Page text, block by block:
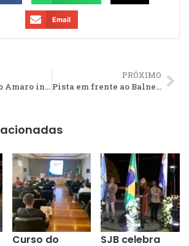
Email
Festa de Santo Amaro inicia nesta terça em Grussaí
PRÓXIMO
Pista em frente ao Balneário será interditada para lazer nos fins de semana de verão
Curso do
SJB celebra